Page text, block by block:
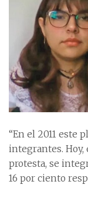
“En el 2011 este
integrantes. Hoy,
protesta, se
16 por ciento